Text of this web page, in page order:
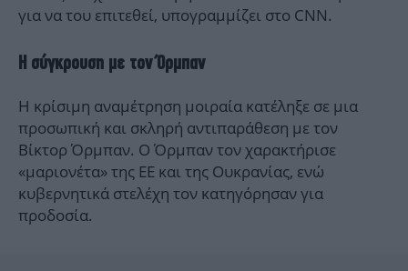
για να του επιτεθεί, υπογραμμίζει στο CNN.
Η σύγκρουση με τον Όρμπαν
Η κρίσιμη αναμέτρηση μοιραία κατέληξε σε μια
προσωπική και σκληρή αντιπαράθεση με τον
Βίκτορ Όρμπαν. Ο Όρμπαν τον χαρακτήρισε
«μαριονέτα» της ΕΕ και της Ουκρανίας, ενώ
κυβερνητικά στελέχη τον κατηγόρησαν για
προδοσία.